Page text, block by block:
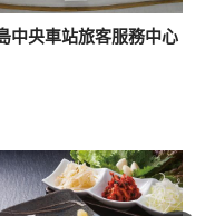
中央車站旅客服務中心